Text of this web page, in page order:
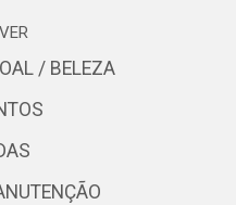
/ BELEZA